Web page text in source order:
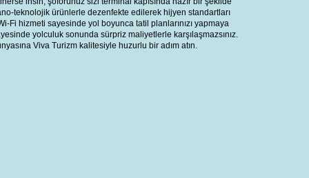
teknolojik ürünlerle dezenfekte edilerek hijyen standartları
Fi hizmeti sayesinde yol boyunca tatil planlarınızı yapmaya
yolculuk sonunda sürpriz maliyetlerle karşılaşmazsınız.
Viva Turizm kalitesiyle huzurlu bir adım atın.